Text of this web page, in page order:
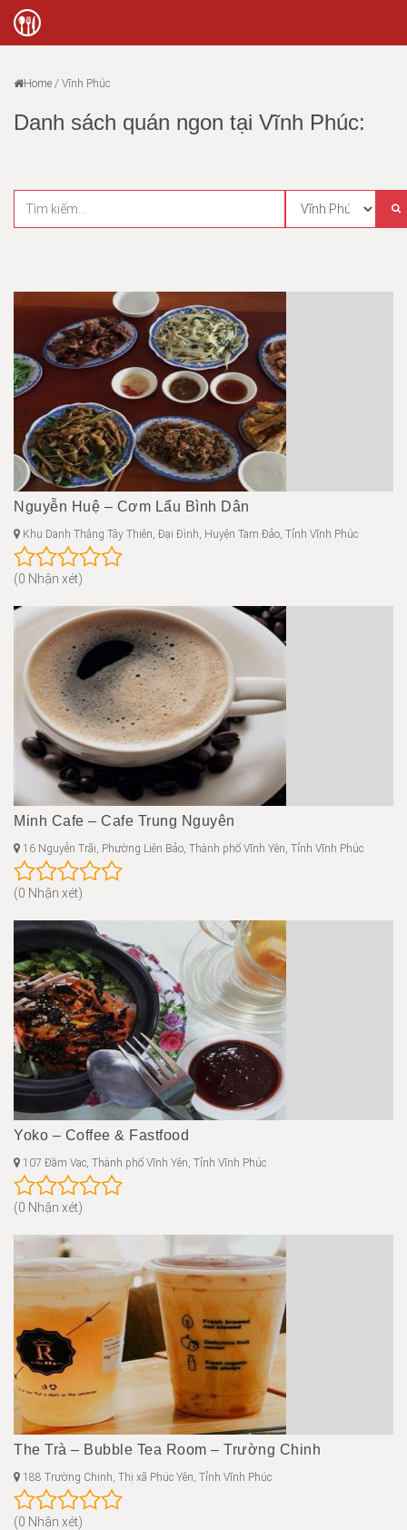
Home / Vĩnh Phúc
Danh sách quán ngon tại Vĩnh Phúc:
Nguyễn Huệ – Cơm Lẩu Bình Dân
Khu Danh Thắng Tây Thiên, Đại Đình, Huyện Tam Đảo, Tỉnh Vĩnh Phúc
(0 Nhận xét)
Minh Cafe – Cafe Trung Nguyên
16 Nguyễn Trãi, Phường Liên Bảo, Thành phố Vĩnh Yên, Tỉnh Vĩnh Phúc
(0 Nhận xét)
Yoko – Coffee & Fastfood
107 Đầm Vạc, Thành phố Vĩnh Yên, Tỉnh Vĩnh Phúc
(0 Nhận xét)
The Trà – Bubble Tea Room – Trường Chinh
188 Trường Chinh, Thị xã Phúc Yên, Tỉnh Vĩnh Phúc
(0 Nhận xét)